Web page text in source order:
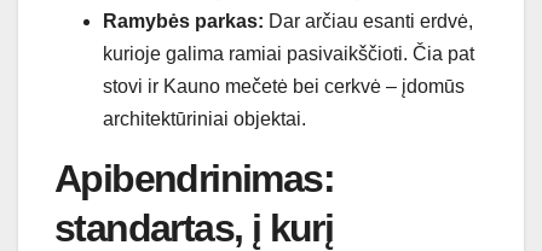
Ramybės parkas: Dar arčiau esanti erdvė,
kurioje galima ramiai pasivaikščioti. Čia pat
stovi ir Kauno mečetė bei cerkvė – įdomūs
architektūriniai objektai.
Apibendrinimas:
standartas, į kurį